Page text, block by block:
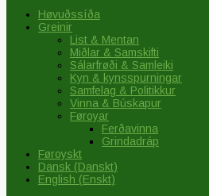
Høvuðssíða
Greinir
List & Mentan
Miðlar & Samskifti
Sálarfrøði & Samleiki
Kyn & kynsspurningar
Samfelag & Politikkur
Vinna & Búskapur
Føroyar
Ferðavinna
Grindadráp
Føroyskt
Dansk (Danskt)
English (Enskt)